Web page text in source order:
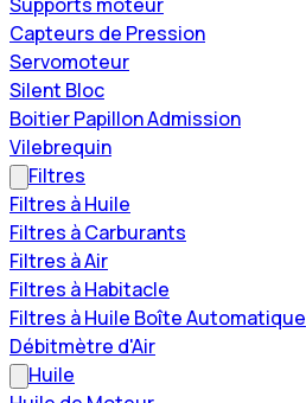
Capteurs de Pression
Servomoteur
Silent Bloc
Boitier Papillon Admission
Vilebrequin
Filtres
Filtres à Huile
Filtres à Carburants
Filtres à Air
Filtres à Habitacle
Filtres à Huile Boîte Automatique
Débitmètre d'Air
Huile